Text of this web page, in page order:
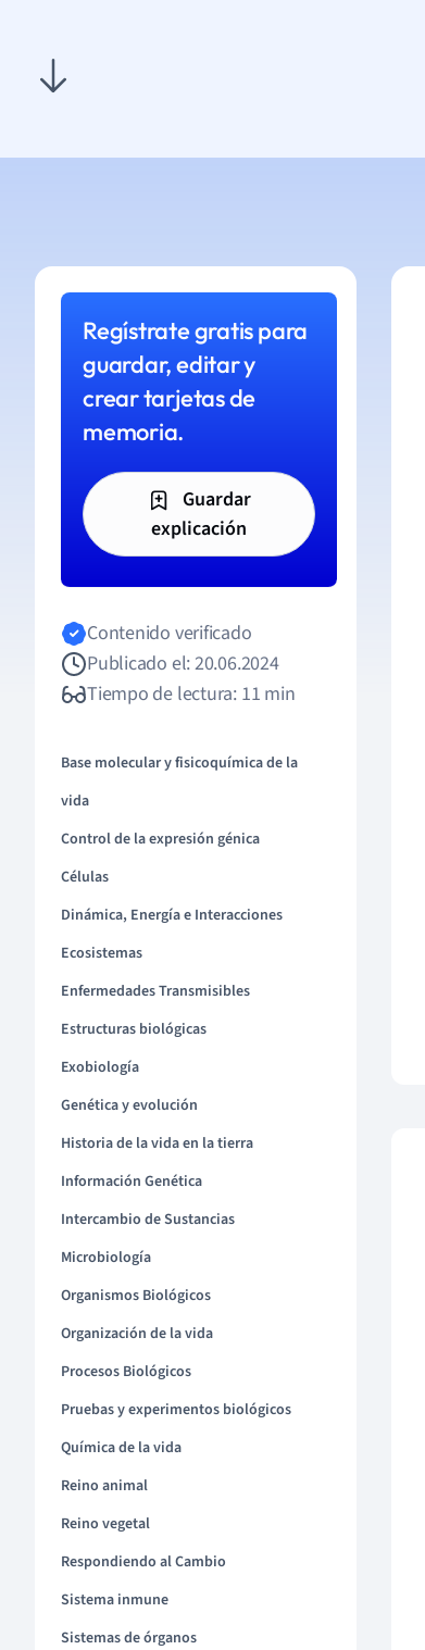
Regístrate gratis para
guardar, editar y
crear tarjetas de
memoria.
Guardar
explicación
Contenido verificado
Publicado el: 20.06.2024
Tiempo de lectura: 11 min
Base molecular y fisicoquímica de la
vida
Control de la expresión génica
Células
Dinámica, Energía e Interacciones
Ecosistemas
Enfermedades Transmisibles
Estructuras biológicas
Exobiología
Genética y evolución
Historia de la vida en la tierra
Información Genética
Intercambio de Sustancias
Microbiología
Organismos Biológicos
Organización de la vida
Procesos Biológicos
Pruebas y experimentos biológicos
Química de la vida
Reino animal
Reino vegetal
Respondiendo al Cambio
Sistema inmune
Sistemas de órganos